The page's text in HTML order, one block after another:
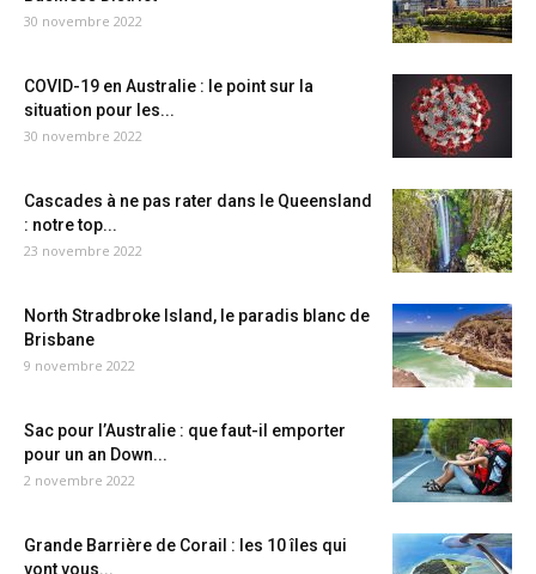
30 novembre 2022
COVID-19 en Australie : le point sur la
situation pour les...
30 novembre 2022
Cascades à ne pas rater dans le Queensland
: notre top...
23 novembre 2022
North Stradbroke Island, le paradis blanc de
Brisbane
9 novembre 2022
Sac pour l’Australie : que faut-il emporter
pour un an Down...
2 novembre 2022
Grande Barrière de Corail : les 10 îles qui
vont vous...